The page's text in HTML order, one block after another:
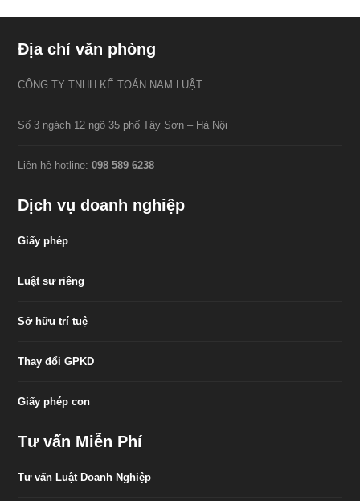
Địa chỉ văn phòng
CÔNG TY TNHH KẾ TOÁN NAM LUẬT
Số 3 ngách 12 ngõ 35 phố Tây Sơn – Hà Nội
Liên hệ hotline:098 589 6238
Dịch vụ doanh nghiệp
Giấy phép
Luật sư riêng
Sở hữu trí tuệ
Thay đổi GPKD
Giấy phép con
Tư vấn Miễn Phí
Tư vấn Luật Doanh Nghiệp